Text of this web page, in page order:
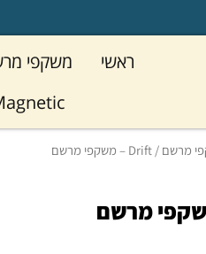
ראשי
משקפי
מרשם / Drift – משקפי מרשם